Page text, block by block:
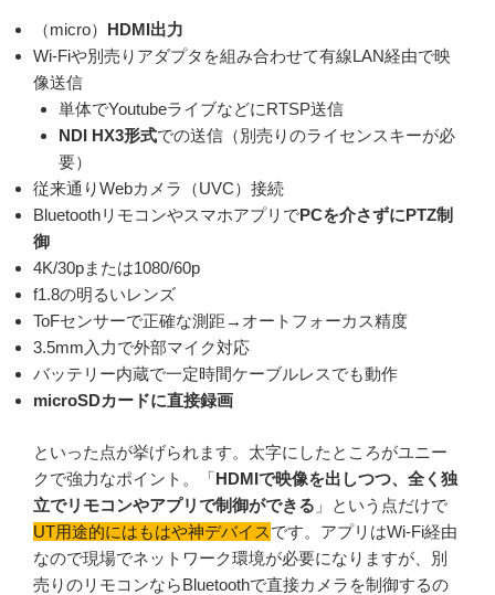
（micro） HDMI出力
Wi-Fiや別売りアダプタを組み合わせて有線LAN経由で映
像送信
単体でYoutubeライブなどにRTSP送信
NDI HX3形式での送信（別売りのライセンスキーが必
要）
従来通りWebカメラ（UVC）接続
BluetoothリモコンやスマホアプリでPCを介さずにPTZ制
御
4K/30pまたは1080/60p
f1.8の明るいレンズ
ToFセンサーで正確な測距→オートフォーカス精度
3.5mm入力で外部マイク対応
バッテリー内蔵で一定時間ケーブルレスでも動作
microSDカードに直接録画
といった点が挙げられます。太字にしたところがユニー
クで強力なポイント。「HDMIで映像を出しつつ、全く独
立でリモコンやアプリで制御ができる 」という点だけで
UT用途的にはもはや神デバイスです。アプリはWi-Fi経由
なので現場でネットワーク環境が必要になりますが、別
売りのリモコンならBluetoothで直接カメラを制御するの